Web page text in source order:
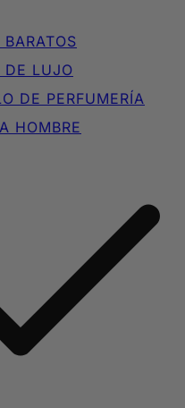
BARATOS
DE LUJO
DE PERFUMERÍA
HOMBRE